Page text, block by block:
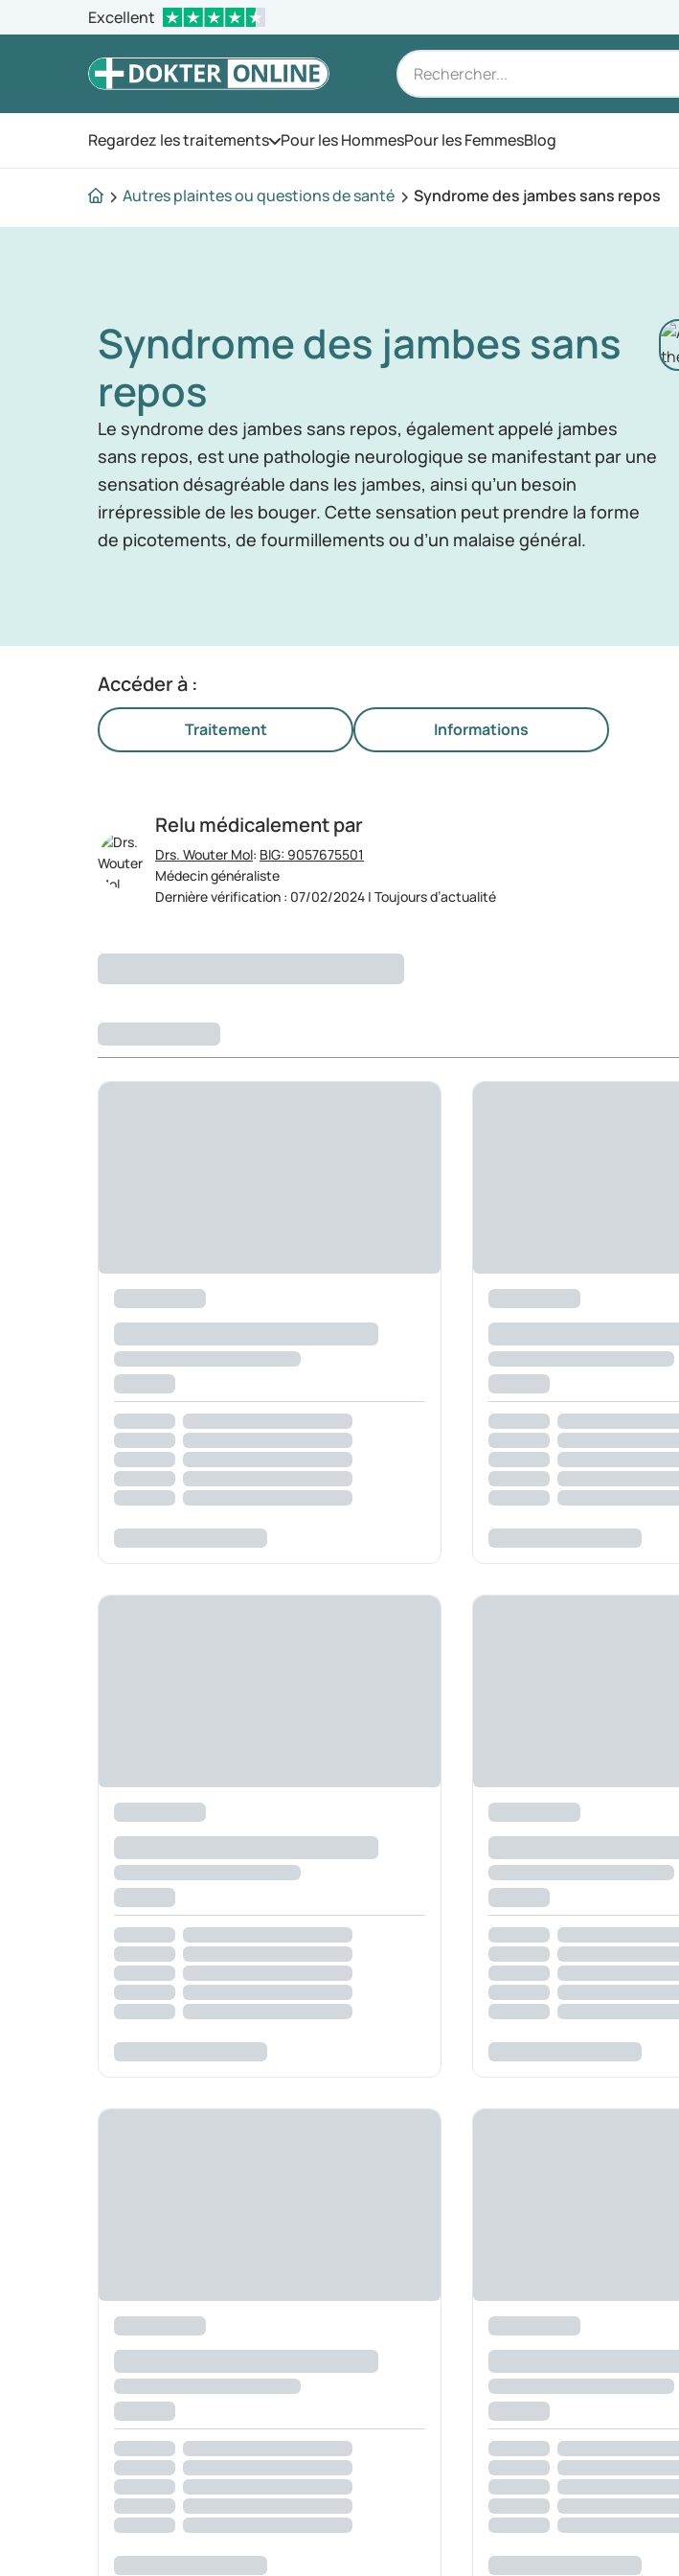
Excellent
Regardez les traitementsOuvrez le menu
Pour les HommesPour les FemmesBlog
Autres plaintes ou questions de santé Syndrome des jambes sans repos
Syndrome des jambes sans
repos
Le syndrome des jambes sans repos, également appelé jambes
sans repos, est une pathologie neurologique se manifestant par une
sensation désagréable dans les jambes, ainsi qu’un besoin
irrépressible de les bouger. Cette sensation peut prendre la forme
de picotements, de fourmillements ou d’un malaise général.
Accéder à :
Traitement Informations
Relu médicalement par
Drs. Wouter Mol: BIG: 9057675501
Médecin généraliste
Dernière vérification : 07/02/2024 | Toujours d’actualité